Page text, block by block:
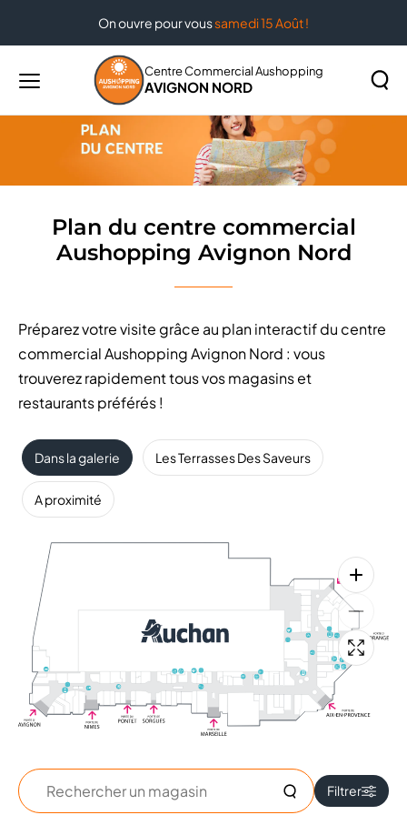
On ouvre pour voussamedi 15 Août !
Menu
principal
Centre Commercial Aushopping
AVIGNON NORD
Rechercher
site
Plan du centre commercial Aushopping Avignon
Plan du centre commercial
Aushopping Avignon Nord
Préparez votre visite grâce au plan interactif du centre
commercial Aushopping Avignon Nord : vous
trouverez rapidement tous vos magasins et
restaurants préférés !
Dans la galerie Les Terrasses Des Saveurs
A proximité
Rechercher
un
Filtrer